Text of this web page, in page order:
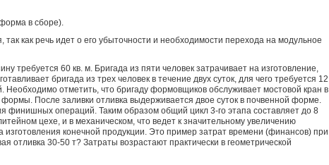
в сборе).
так как речь идет о его убыточности и необходимости перехода на модульное
требуется 60 кв. м. Бригада из пяти человек затрачивает на изготовление,
бригада из трех человек в течение двух суток, для чего требуется 12
отметить, что бригаду формовщиков обслуживает мостовой кран в
После заливки отливка выдерживается двое суток в почвенной форме.
финишных операций. Таким образом общий цикл 3-го этапа составляет до 8
цехе, и в механическом, что ведет к значительному увеличению
конечной продукции. Это пример затрат времени (финансов) при
отливка 30-50 т? Затраты возрастают практически в геометрической